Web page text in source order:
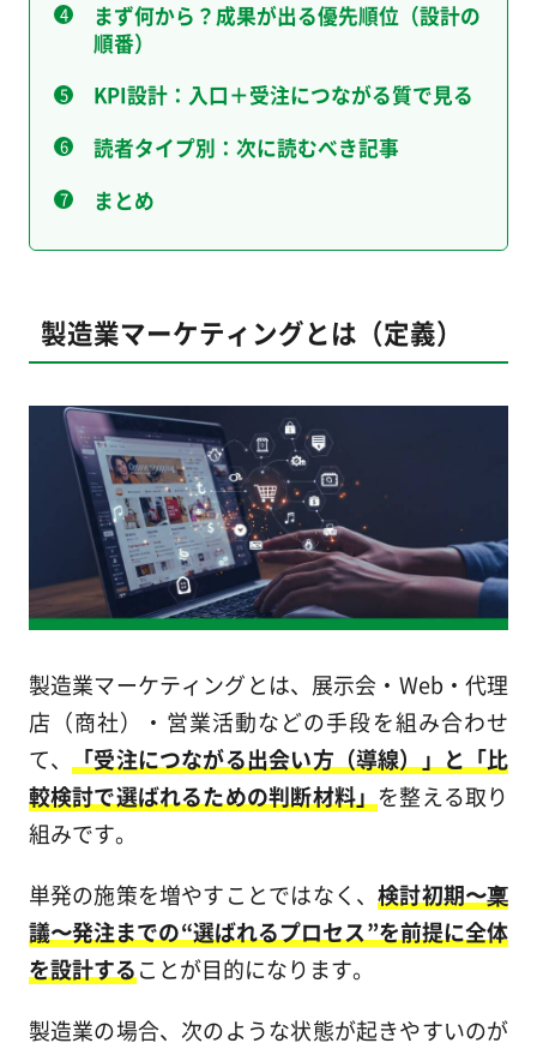
まず何から？成果が出る優先順位（設計の
順番）
KPI設計：入口＋受注につながる質で見る
読者タイプ別：次に読むべき記事
まとめ
製造業マーケティングとは（定義）
製造業マーケティングとは、展示会・Web・代理
店（商社）・営業活動などの手段を組み合わせ
て、
「受注につながる出会い方（導線）」と「比
較検討で選ばれるための判断材料」 を整える取り
組みです。
単発の施策を増やすことではなく、検討初期〜稟
議〜発注までの“選ばれるプロセス”を前提に全体
を設計することが目的になります。
製造業の場合、次のような状態が起きやすいのが